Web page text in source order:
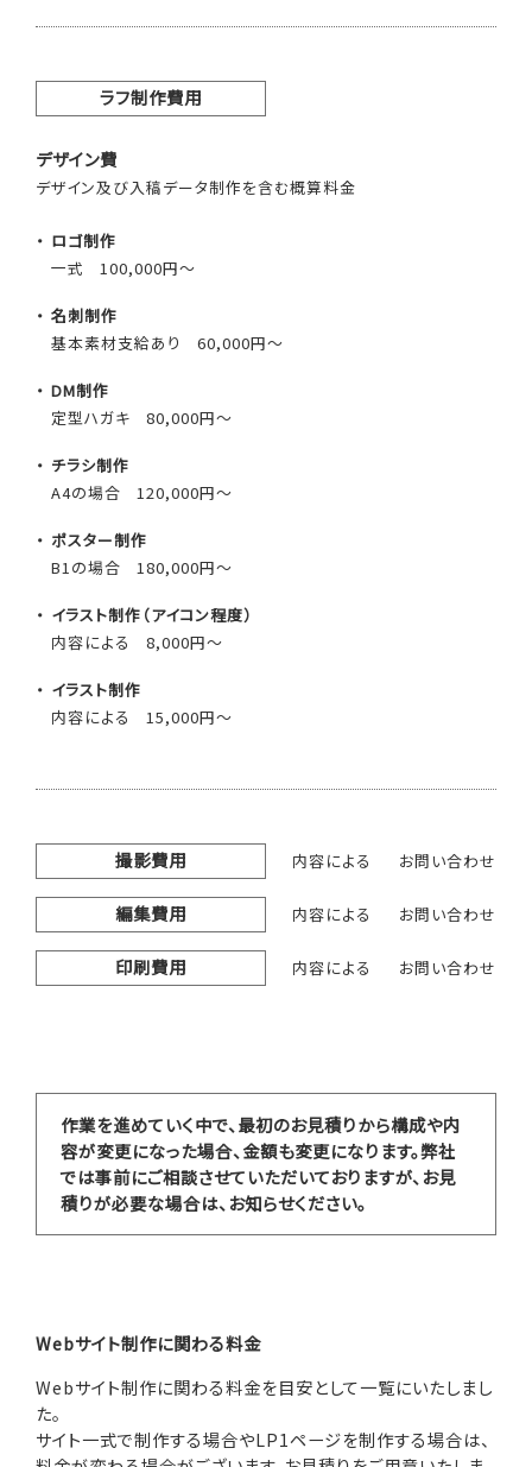
ラフ制作費用
デザイン費
デザイン及び入稿データ制作を含む概算料金
ロゴ制作
一式
100,000円～
名刺制作
基本素材支給あり
60,000円～
DM制作
定型ハガキ
80,000円～
チラシ制作
A4の場合
120,000円～
ポスター制作
B1の場合
180,000円～
イラスト制作（アイコン程度）
内容による
8,000円～
イラスト制作
内容による
15,000円～
撮影費用 内容による お問い合わせ
編集費用 内容による お問い合わせ
印刷費用 内容による お問い合わせ
作業を進めていく中で、最初のお見積りから構成や内
容が変更になった場合、金額も変更になります。弊社
では事前にご相談させていただいておりますが、お見
積りが必要な場合は、お知らせください。
Webサイト制作に関わる料金
Webサイト制作に関わる料金を目安として一覧にいたしまし
た。
サイト一式で制作する場合やLP1ページを制作する場合は、